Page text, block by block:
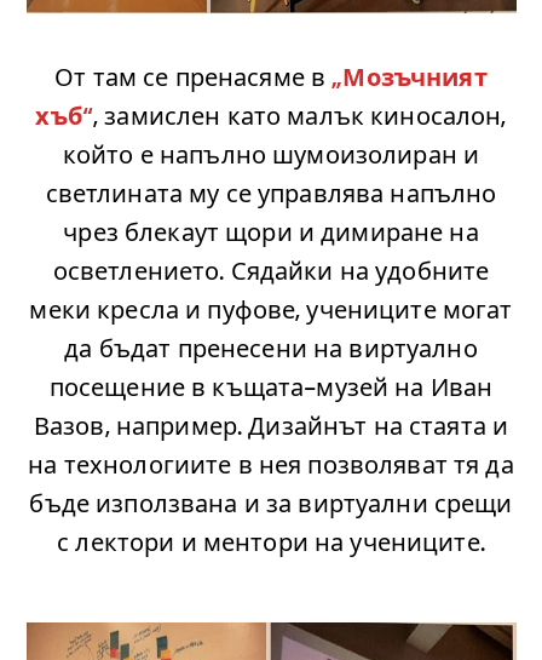
От там се пренасяме в„Мозъчният
хъб“, замислен като малък киносалон,
който е напълно шумоизолиран и
светлината му се управлява напълно
чрез блекаут щори и димиране на
осветлението. Сядайки на удобните
меки кресла и пуфове, учениците могат
да бъдат пренесени на виртуално
посещение в къщата-музей на Иван
Вазов, например. Дизайнът на стаята и
на технологиите в нея позволяват тя да
бъде използвана и за виртуални срещи
с лектори и ментори на учениците.